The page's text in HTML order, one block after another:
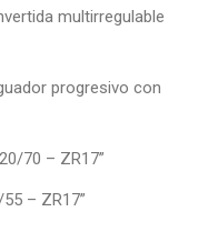
multirregulable
progresivo con
70 – ZR17”
– ZR17”